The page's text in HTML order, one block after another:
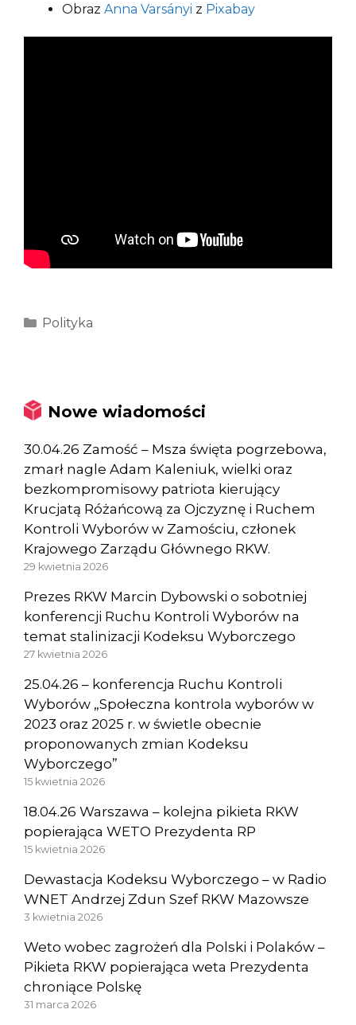
Obraz Anna Varsányi z Pixabay
Kategorie
Polityka
Nowe wiadomości
30.04.26 Zamość – Msza święta pogrzebowa,
zmarł nagle Adam Kaleniuk, wielki oraz
bezkompromisowy patriota kierujący
Krucjatą Różańcową za Ojczyznę i Ruchem
Kontroli Wyborów w Zamościu, członek
Krajowego Zarządu Głównego RKW.
29 kwietnia 2026
Prezes RKW Marcin Dybowski o sobotniej
konferencji Ruchu Kontroli Wyborów na
temat stalinizacji Kodeksu Wyborczego
27 kwietnia 2026
25.04.26 – konferencja Ruchu Kontroli
Wyborów „Społeczna kontrola wyborów w
2023 oraz 2025 r. w świetle obecnie
proponowanych zmian Kodeksu
Wyborczego”
15 kwietnia 2026
18.04.26 Warszawa – kolejna pikieta RKW
popierająca WETO Prezydenta RP
15 kwietnia 2026
Dewastacja Kodeksu Wyborczego – w Radio
WNET Andrzej Zdun Szef RKW Mazowsze
3 kwietnia 2026
Weto wobec zagrożeń dla Polski i Polaków –
Pikieta RKW popierająca weta Prezydenta
chroniące Polskę
31 marca 2026